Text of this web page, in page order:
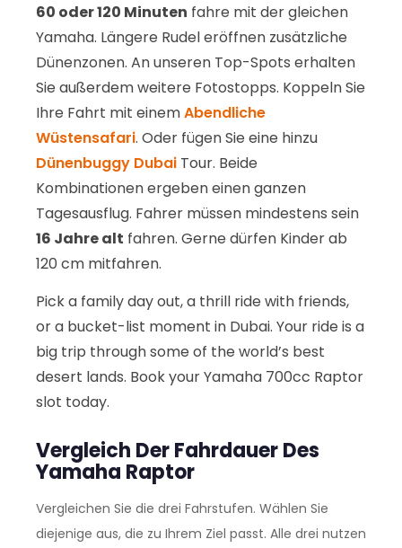
60 oder 120 Minuten fahre mit der gleichen
Yamaha. Längere Rudel eröffnen zusätzliche
Dünenzonen. An unseren Top-Spots erhalten
Sie außerdem weitere Fotostopps. Koppeln Sie
Ihre Fahrt mit einemAbendliche
Wüstensafari. Oder fügen Sie eine hinzu
Dünenbuggy Dubai Tour. Beide
Kombinationen ergeben einen ganzen
Tagesausflug. Fahrer müssen mindestens sein
16 Jahre alt fahren. Gerne dürfen Kinder ab
120 cm mitfahren.
Pick a family day out, a thrill ride with friends,
or a bucket-list moment in Dubai. Your ride is a
big trip through some of the world’s best
desert lands. Book your Yamaha 700cc Raptor
slot today.
Vergleich Der Fahrdauer Des
Yamaha Raptor
Vergleichen Sie die drei Fahrstufen. Wählen Sie
diejenige aus, die zu Ihrem Ziel passt. Alle drei nutzen